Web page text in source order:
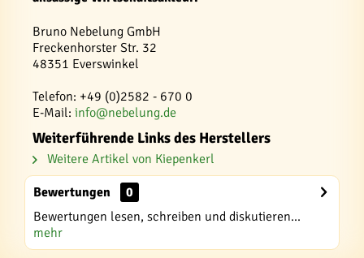
Bruno Nebelung GmbH
Freckenhorster Str. 32
48351 Everswinkel
Telefon: +49 (0)2582 - 670 0
E-Mail: info@nebelung.de
Weiterführende Links des Herstellers
Weitere Artikel von Kiepenkerl
Bewertungen
0
Bewertungen lesen, schreiben und diskutieren...
mehr